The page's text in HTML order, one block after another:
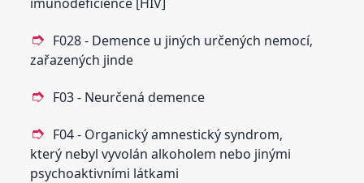
F028 - Demence u jiných určených nemocí‚
zařazených jinde
F03 - Neurčená demence
F04 - Organický amnestický syndrom‚
který nebyl vyvolán alkoholem nebo jinými
psychoaktivními látkami